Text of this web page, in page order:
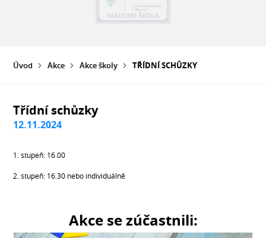
Úvod Akce Akce školy TŘÍDNÍ SCHŮZKY
Třídní schůzky
12.11.2024
1. stupeň: 16.00
2. stupeň: 16.30 nebo individuálně
Akce se zúčastnili: